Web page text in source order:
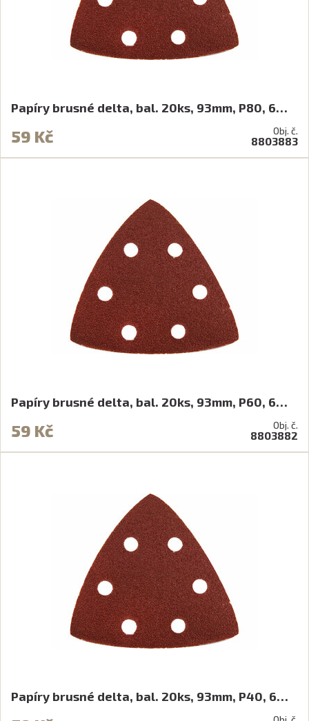
Papíry brusné delta, bal. 20ks, 93mm, P80, 6…
59 Kč Obj. č.
8803883
Papíry brusné delta, bal. 20ks, 93mm, P60, 6…
59 Kč Obj. č.
8803882
Papíry brusné delta, bal. 20ks, 93mm, P40, 6…